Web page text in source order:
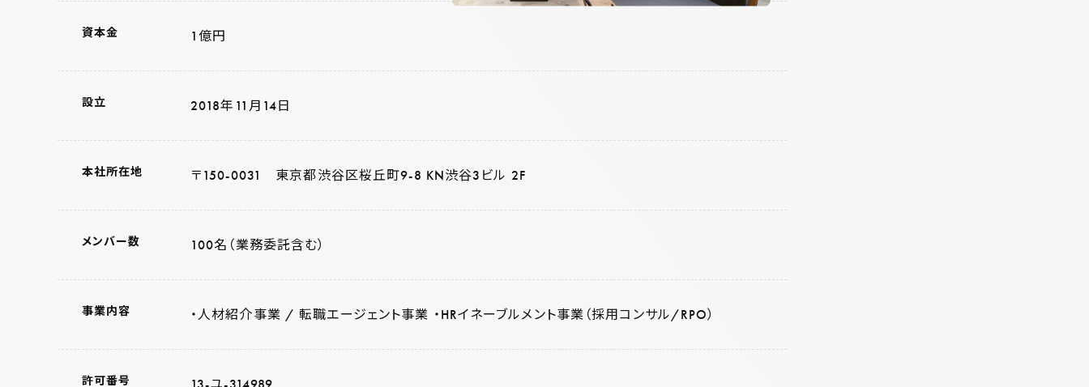
資本金 1億円
設立 2018年11月14日
本社所在地 〒150-0031 東京都渋谷区桜丘町9-8 KN渋谷3ビル 2F
メンバー数 100名（業務委託含む）
事業内容 ・人材紹介事業 / 転職エージェント事業 ・HRイネーブルメント事業（採用コンサル/RPO）
許可番号